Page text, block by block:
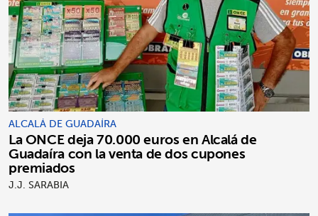
ALCALÁ DE GUADAÍRA
La ONCE deja 70.000 euros en Alcalá de
Guadaíra con la venta de dos cupones
premiados
J.J. SARABIA